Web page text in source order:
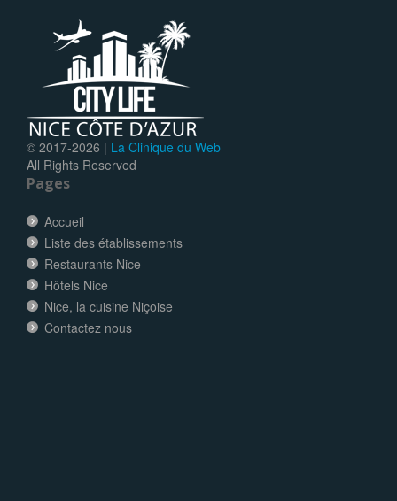
© 2017-2026 | La Clinique du Web
All Rights Reserved
Pages
Accueil
Liste des établissements
Restaurants Nice
Hôtels Nice
Nice, la cuisine Niçoise
Contactez nous